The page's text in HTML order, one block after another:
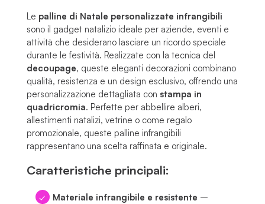
Le palline di Natale personalizzate infrangibili
sono il gadget natalizio ideale per aziende, eventi e
attività che desiderano lasciare un ricordo speciale
durante le festività. Realizzate con la tecnica del
decoupage, queste eleganti decorazioni combinano
qualità, resistenza e un design esclusivo, offrendo una
personalizzazione dettagliata con stampa in
quadricromia. Perfette per abbellire alberi,
allestimenti natalizi, vetrine o come regalo
promozionale, queste palline infrangibili
rappresentano una scelta raffinata e originale.
Caratteristiche principali:
Materiale infrangibile e resistente –